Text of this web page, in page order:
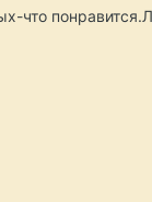
что